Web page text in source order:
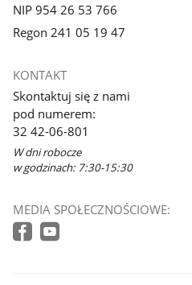
NIP 954 26 53 766
Regon 241 05 19 47
KONTAKT
Skontaktuj się z nami
pod numerem:
32 42-06-801
W dni robocze
w godzinach: 7:30-15:30
MEDIA SPOŁECZNOŚCIOWE: